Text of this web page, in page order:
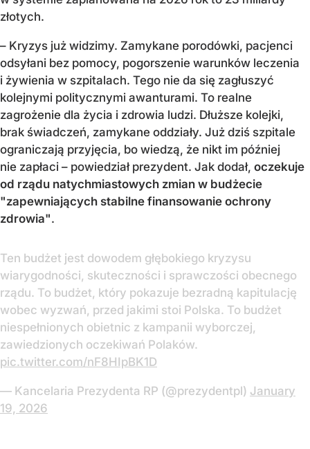
złotych.
– Kryzys już widzimy. Zamykane porodówki, pacjenci
odsyłani bez pomocy, pogorszenie warunków leczenia
i żywienia w szpitalach. Tego nie da się zagłuszyć
kolejnymi politycznymi awanturami. To realne
zagrożenie dla życia i zdrowia ludzi. Dłuższe kolejki,
brak świadczeń, zamykane oddziały. Już dziś szpitale
ograniczają przyjęcia, bo wiedzą, że nikt im później
nie zapłaci – powiedział prezydent. Jak dodał, oczekuje
od rządu natychmiastowych zmian w budżecie
"zapewniających stabilne finansowanie ochrony
zdrowia".
Ten budżet jest dowodem głębokiego kryzysu
wiarygodności, skuteczności i sprawczości obecnego
rządu. To budżet, który pokazuje bezradną kapitulację
wobec wyzwań, przed jakimi stoi Polska. To budżet
niespełnionych obietnic z kampanii wyborczej,
zawiedzionych oczekiwań Polaków.
pic.twitter.com/nF8HIpBK1D
— Kancelaria Prezydenta RP (@prezydentpl) January
19, 2026